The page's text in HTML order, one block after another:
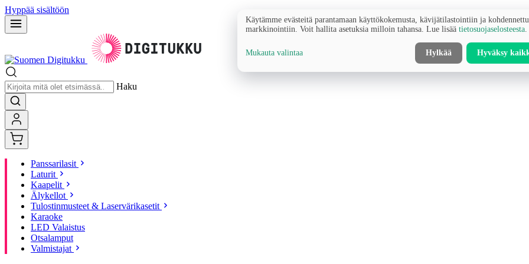
Hyppää sisältöön
Haku
Panssarilasit
Laturit
Kaapelit
Älykellot
Tulostinmusteet & Laservärikasetit
Karaoke
LED Valaistus
Otsalamput
Valmistajat
Käytämme evästeitä parantamaan käyttökokemusta, kävijätilastointiin ja
markkinointiin. Voit hallita asetuksia milloin tahansa. Lue lisää tietosuojaselosteesta
Mukauta valintaa Hylkää Hyväksy